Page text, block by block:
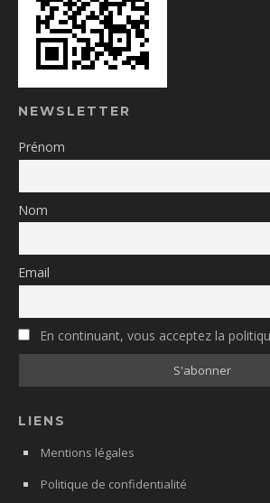
NEWSLETTER
Prénom
Nom
Email
En continuant, vous acceptez la
LIENS
Mentions légales
Politique de confidentialité